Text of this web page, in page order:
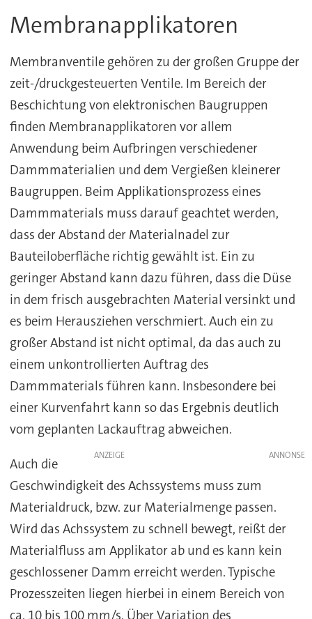
Membranapplikatoren
Membranventile gehören zu der großen Gruppe der
zeit-/druckgesteuerten Ventile. Im Bereich der
Beschichtung von elektronischen Baugruppen
finden Membranapplikatoren vor allem
Anwendung beim Aufbringen verschiedener
Dammmaterialien und dem Vergießen kleinerer
Baugruppen. Beim Applikationsprozess eines
Dammmaterials muss darauf geachtet werden,
dass der Abstand der Materialnadel zur
Bauteiloberfläche richtig gewählt ist. Ein zu
geringer Abstand kann dazu führen, dass die Düse
in dem frisch ausgebrachten Material versinkt und
es beim Herausziehen verschmiert. Auch ein zu
großer Abstand ist nicht optimal, da das auch zu
einem unkontrollierten Auftrag des
Dammmaterials führen kann. Insbesondere bei
einer Kurvenfahrt kann so das Ergebnis deutlich
vom geplanten Lackauftrag abweichen.
ANZEIGE
Auch die
Geschwindigkeit des Achssystems muss zum
Materialdruck, bzw. zur Materialmenge passen.
Wird das Achssystem zu schnell bewegt, reißt der
Materialfluss am Applikator ab und es kann kein
geschlossener Damm erreicht werden. Typische
Prozesszeiten liegen hierbei in einem Bereich von
ca. 10 bis 100 mm/s. Über Variation des